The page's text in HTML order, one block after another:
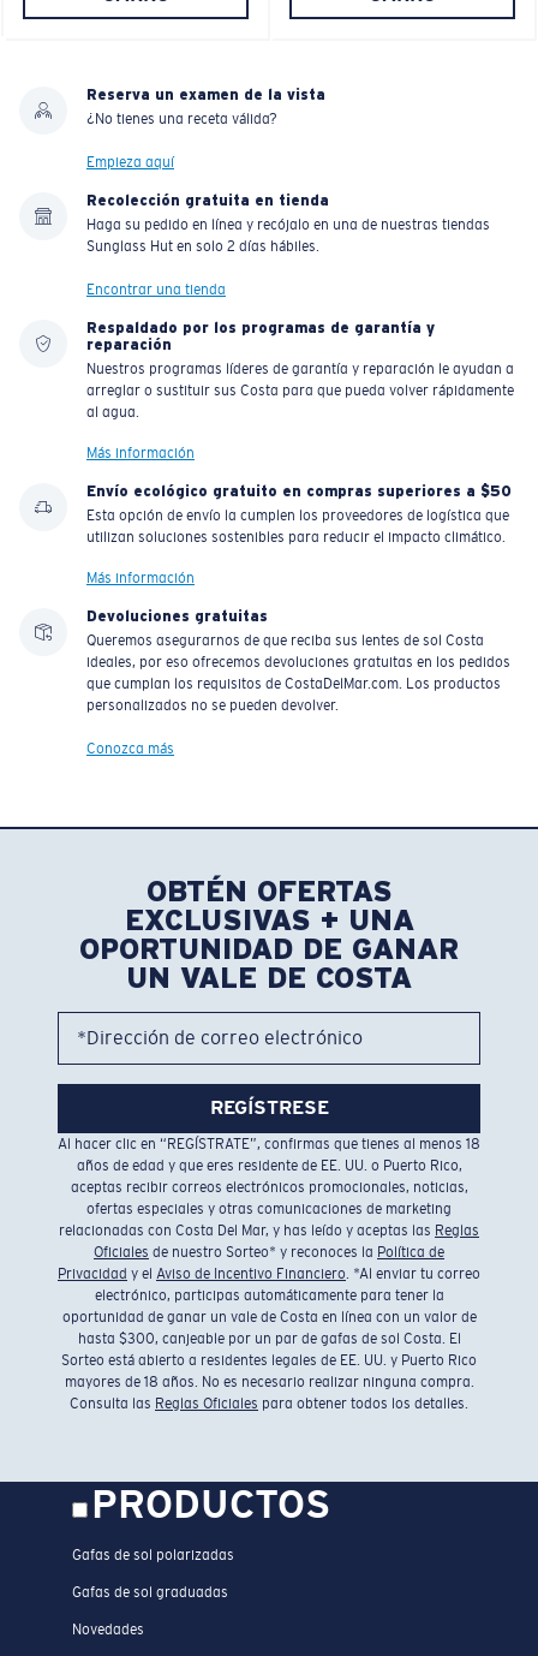
Reserva un examen de la vista
¿No tienes una receta válida?
Empieza aquí
Recolección gratuita en tienda
Haga su pedido en línea y recójalo en una de nuestras tiendas
Sunglass Hut en solo 2 días hábiles.
Encontrar una tienda
Respaldado por los programas de garantía y
reparación
Nuestros programas líderes de garantía y reparación le ayudan a
arreglar o sustituir sus Costa para que pueda volver rápidamente
al agua.
Más información
Envío ecológico gratuito en compras superiores a $50
Esta opción de envío la cumplen los proveedores de logística que
utilizan soluciones sostenibles para reducir el impacto climático.
Más información
Devoluciones gratuitas
Queremos asegurarnos de que reciba sus lentes de sol Costa
ideales, por eso ofrecemos devoluciones gratuitas en los pedidos
que cumplan los requisitos de CostaDelMar.com. Los productos
personalizados no se pueden devolver.
Conozca más
OBTÉN OFERTAS
EXCLUSIVAS + UNA
OPORTUNIDAD DE GANAR
UN VALE DE COSTA
*Dirección de correo electrónico
REGÍSTRESE
Al hacer clic en “REGÍSTRATE”, confirmas que tienes al menos 18
años de edad y que eres residente de EE. UU. o Puerto Rico,
aceptas recibir correos electrónicos promocionales, noticias,
ofertas especiales y otras comunicaciones de marketing
relacionadas con Costa Del Mar, y has leído y aceptas las Reglas
Oficiales de nuestro Sorteo* y reconoces la Política de
Privacidad y el Aviso de Incentivo Financiero. *Al enviar tu correo
electrónico, participas automáticamente para tener la
oportunidad de ganar un vale de Costa en línea con un valor de
hasta $300, canjeable por un par de gafas de sol Costa. El
Sorteo está abierto a residentes legales de EE. UU. y Puerto Rico
mayores de 18 años. No es necesario realizar ninguna compra.
Consulta las Reglas Oficiales para obtener todos los detalles.
PRODUCTOS
Gafas de sol polarizadas
Gafas de sol graduadas
Novedades